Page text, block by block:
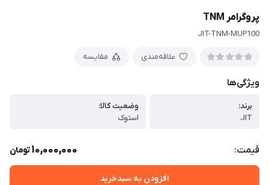
پروگرامر TNM
JIT-TNM-MUP100
علاقه‌مندی مقایسه
ویژگی‌ها
برند:
JIT
وضعیت کالا:
استوک
قیمت: 10,000,000تومان
افزودن به سبدخرید